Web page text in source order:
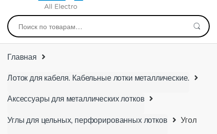
Искать:
Главная
Лоток для кабеля. Кабельные лотки металлические.
Аксессуары для металлических лотков
Углы для цельных, перфорированных лотков
Угол